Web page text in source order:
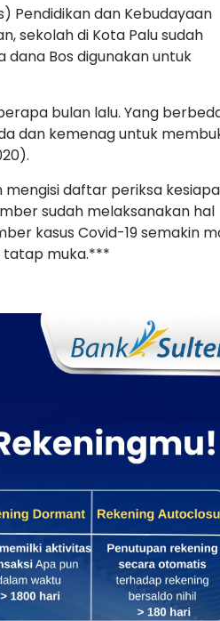
Pendidikan dan Kebudayaan
sekolah di Kota Palu sudah
dana Bos digunakan untuk
bulan lalu. Yang
dan kemenag untuk
daftar periksa
sudah melaksanakan hal
kasus Covid-19 semakin
tatap muka.***